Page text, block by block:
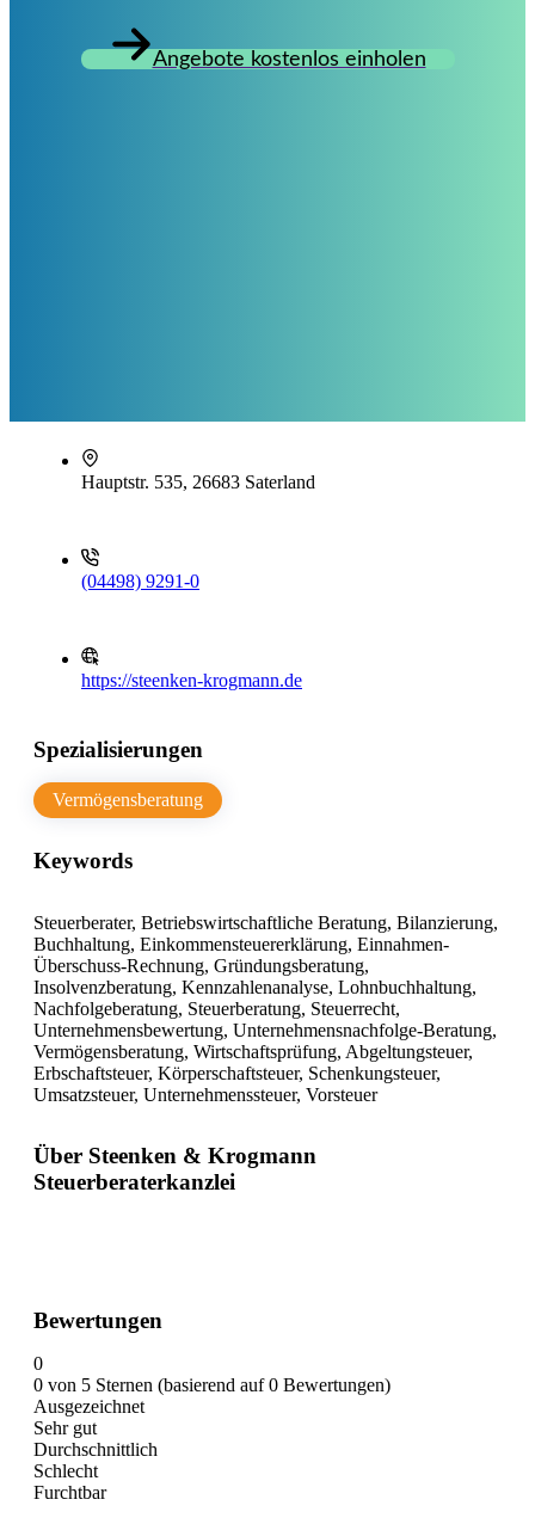
Angebote kostenlos einholen
Hauptstr. 535, 26683 Saterland
(04498) 9291-0
https://steenken-krogmann.de
Spezialisierungen
Vermögensberatung
Keywords
Steuerberater, Betriebswirtschaftliche Beratung, Bilanzierung,
Buchhaltung, Einkommensteuererklärung, Einnahmen-
Überschuss-Rechnung, Gründungsberatung,
Insolvenzberatung, Kennzahlenanalyse, Lohnbuchhaltung,
Nachfolgeberatung, Steuerberatung, Steuerrecht,
Unternehmensbewertung, Unternehmensnachfolge-Beratung,
Vermögensberatung, Wirtschaftsprüfung, Abgeltungsteuer,
Erbschaftsteuer, Körperschaftsteuer, Schenkungsteuer,
Umsatzsteuer, Unternehmenssteuer, Vorsteuer
Über Steenken & Krogmann
Steuerberaterkanzlei
Bewertungen
0
0 von 5 Sternen (basierend auf 0 Bewertungen)
Ausgezeichnet
Sehr gut
Durchschnittlich
Schlecht
Furchtbar